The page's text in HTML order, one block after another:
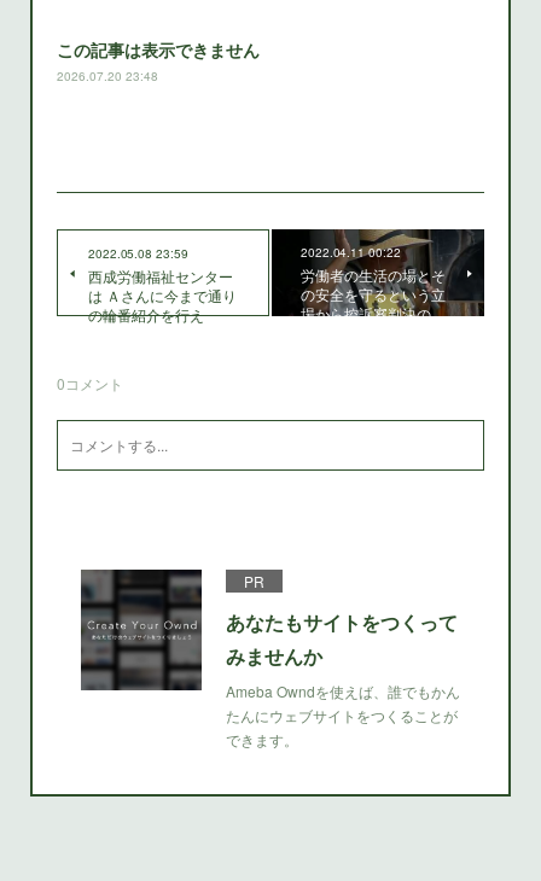
この記事は表示できません
2026.07.20 23:48
2022.05.08 23:59
西成労働福祉センター
は Ａさんに今まで通り
の輪番紹介を行え
2022.04.11 00:22
労働者の生活の場とそ
の安全を守るという立
場から控訴審判決の…
0コメント
PR
あなたもサイトをつくって
みませんか
Ameba Owndを使えば、誰でもかん
たんにウェブサイトをつくることが
できます。